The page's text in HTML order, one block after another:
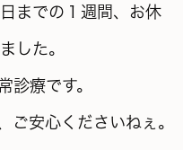
までの１週間、お休
した。
診療です。
ご安心くださいねぇ。